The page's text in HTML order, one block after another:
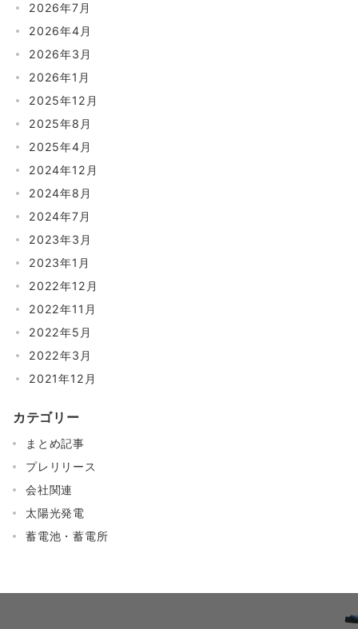
2026年7月
2026年4月
2026年3月
2026年1月
2025年12月
2025年8月
2025年4月
2024年12月
2024年8月
2024年7月
2023年3月
2023年1月
2022年12月
2022年11月
2022年5月
2022年3月
2021年12月
カテゴリー
まとめ記事
プレリリース
会社関連
太陽光発電
蓄電池・蓄電所